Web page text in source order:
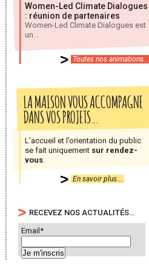
Women-Led Climate Dialogues
: réunion de partenaires
Women-Led Climate Dialogues est
un...
Toutes nos animations...
LA MAISON VOUS ACCOMPAGNE
DANS VOS PROJETS…
L’accueil et l’orientation du public
se fait uniquement sur rendez-
vous
En savoir plus...
RECEVEZ NOS ACTUALITÉS…
Email*